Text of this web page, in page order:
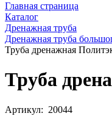
Главная страница
Каталог
Дренажная труба
Дренажная труба
Труба дренажная
Труба
Артикул: 20044